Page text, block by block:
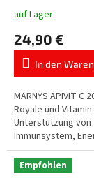
Die
Produktbewertung
ist
5,0
5
Sternen.
auf Lager
24,90 €
In den
MARNYS APIVIT C
Royale und Vitamin
Unterstützung von
Immunsystem,
Vitalität. Enthält
Royale in
Form mit...
Empfohlen